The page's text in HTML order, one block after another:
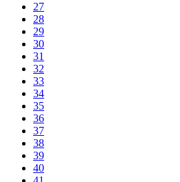
27
28
29
30
31
32
33
34
35
36
37
38
39
40